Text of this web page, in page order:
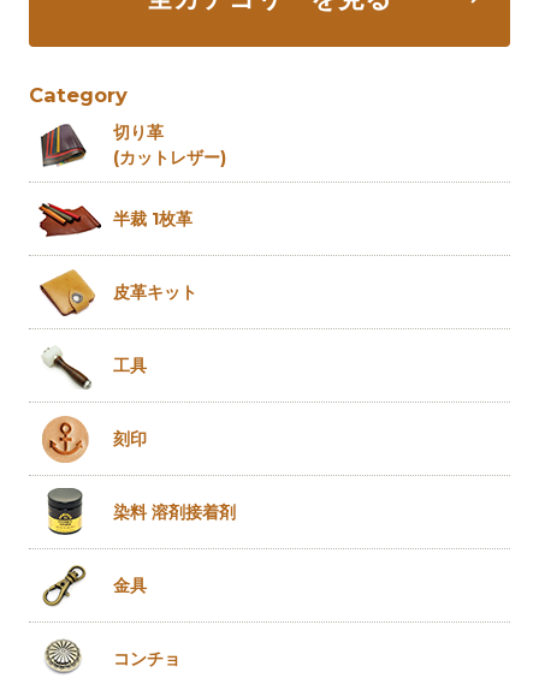
Category
切り革
(カットレザー)
半裁 1枚革
皮革キット
工具
刻印
染料 溶剤接着剤
金具
コンチョ